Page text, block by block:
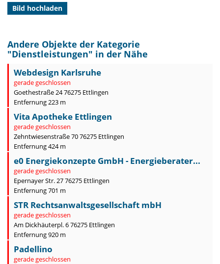
Bild hochladen
Andere Objekte der Kategorie
"Dienstleistungen" in der Nähe
Webdesign Karlsruhe
gerade geschlossen
Goethestraße 24 76275 Ettlingen
Entfernung 223 m
Vita Apotheke Ettlingen
gerade geschlossen
Zehntwiesenstraße 70 76275 Ettlingen
Entfernung 424 m
e0 Energiekonzepte GmbH - Energieberater...
gerade geschlossen
Epernayer Str. 27 76275 Ettlingen
Entfernung 701 m
STR Rechtsanwaltsgesellschaft mbH
gerade geschlossen
Am Dickhäuterpl. 6 76275 Ettlingen
Entfernung 920 m
Padellino
gerade geschlossen